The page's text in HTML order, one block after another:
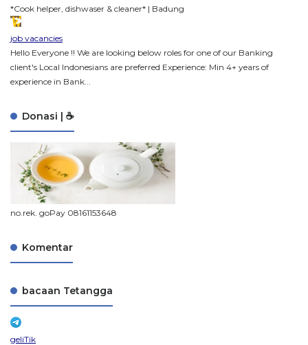
*Cook helper, dishwaser & cleaner* | Badung
job vacancies
Hello Everyone !! We are looking below roles for one of our Banking
client's Local Indonesians are preferred Experience: Min 4+ years of
experience in Bank...
Donasi | ☕
no.rek. goPay 08161153648
Komentar
bacaan Tetangga
geliTik